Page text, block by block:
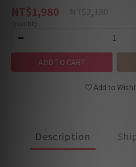
NT$1,980 NT$2,180
Quantity
ADD TO CART
Add to
Description